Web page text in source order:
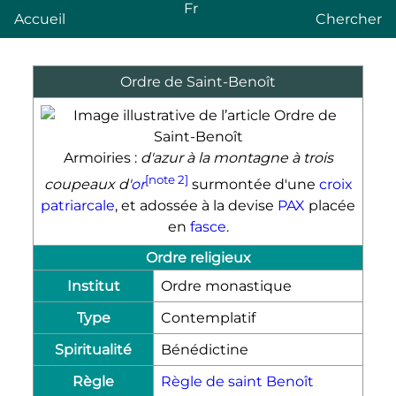
Accueil
Fr
Chercher
Ordre de Saint-Benoît
Armoiries : d'azur à la montagne à trois
coupeaux d'or[note 2] surmontée d'une croix
patriarcale, et adossée à la devise PAX placée
en fasce.
Ordre religieux
Institut
Ordre monastique
Type
Contemplatif
Spiritualité
Bénédictine
Règle
Règle de saint Benoît